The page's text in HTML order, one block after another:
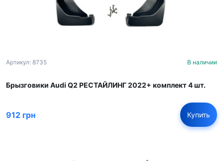
Артикул: 8735 В наличии
Брызговики Audi Q2 РЕСТАЙЛИНГ 2022+ комплект 4 шт.
912 грн Купить